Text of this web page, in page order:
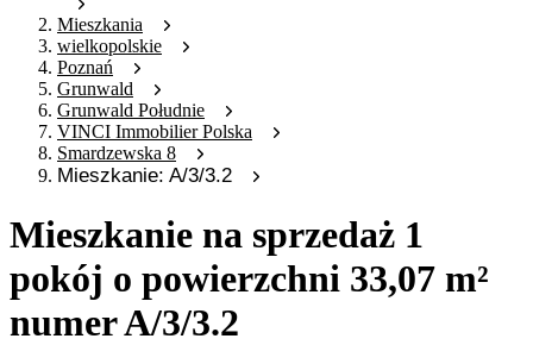
Mieszkania
wielkopolskie
Poznań
Grunwald
Grunwald Południe
VINCI Immobilier Polska
Smardzewska 8
Mieszkanie: A/3/3.2
Mieszkanie na sprzedaż 1
pokój o powierzchni 33,07 m²
numer A/3/3.2